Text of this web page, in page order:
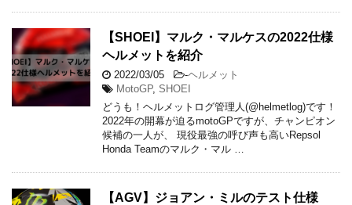
【SHOEI】マルク・マルケスの2022仕様
ヘルメットを紹介
2022/03/05 -ヘルメット
MotoGP, SHOEI
どうも！ヘルメットログ管理人(@helmetlog)です！
2022年の開幕が迫るmotoGPですが、チャンピオン
候補の一人が、 現役最強の呼び声も高いRepsol
Honda Teamのマルク・マル …
【AGV】ジョアン・ミルのテスト仕様